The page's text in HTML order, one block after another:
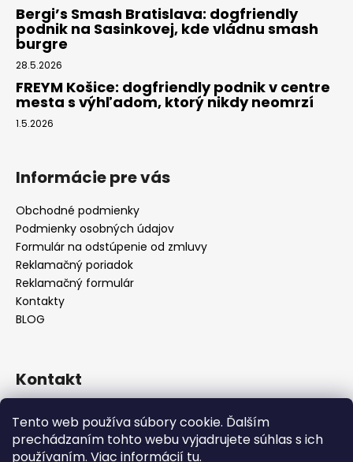
Tento web používa súbory cookie. Ďalším
prechádzaním tohto webu vyjadrujete súhlas s ich
používaním. Viac informácií tu.
Bergi’s Smash Bratislava: dogfriendly
podnik na Sasinkovej, kde vládnu smash
burgre
28.5.2026
FREYM Košice: dogfriendly podnik v centre
mesta s výhľadom, ktorý nikdy neomrzí
1.5.2026
Informácie pre vás
Obchodné podmienky
Podmienky osobných údajov
Formulár na odstúpenie od zmluvy
Reklamačný poriadok
Reklamačný formulár
Kontakty
BLOG
Kontakt
Lilos na Facebooku
lilos.sk